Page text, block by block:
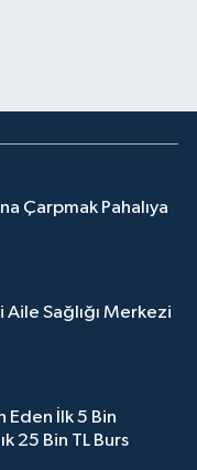
Çarpmak Pahalıya
Aile Sağlığı Merkezi
Eden İlk 5 Bin
25 Bin TL Burs